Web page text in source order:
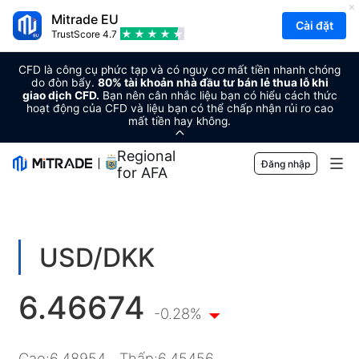
Mitrade EU
TrustScore 4.7
Cài đặt
CFD là công cụ phức tạp và có nguy cơ mất tiền nhanh chóng
do đòn bẩy. 80% tài khoản nhà đầu tư bán lẻ thua lỗ khi
giao dịch CFD. Bạn nên cân nhắc liệu bạn có hiểu cách thức
hoạt động của CFD và liệu bạn có thể chấp nhận rủi ro cao
mất tiền hay không.
Regional Sponsor
for AFA
Đăng nhập
Ngoại hối
Hàng hóa
Tiền điện tử
Giao dịch
Nền tảng giao dịch
Quản lý rủi ro
Công Cụ Thị Trường
Lịch kinh tế
Giáo dục
Công ty
USD/DKK
6.46674 -0.28%